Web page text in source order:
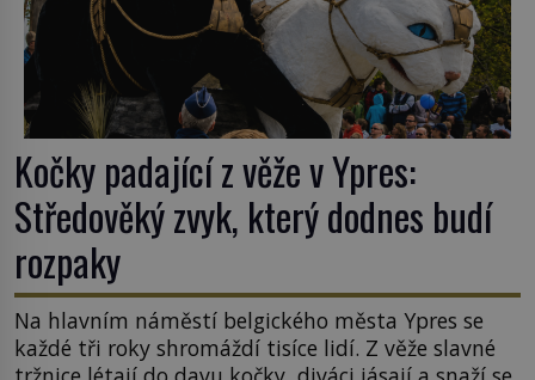
Kočky padající z věže v Ypres:
Středověký zvyk, který dodnes budí
rozpaky
Na hlavním náměstí belgického města Ypres se
každé tři roky shromáždí tisíce lidí. Z věže slavné